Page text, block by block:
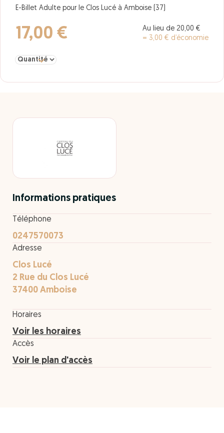
E-Billet Adulte pour le Clos Lucé à Amboise (37)
17,00 €
Au lieu de 20,00 €
= 3,00 € d’économie
Sélectionner la quantité pour adulte
Informations pratiques
Téléphone
0247570073
Adresse
Clos Lucé
2 Rue du Clos Lucé
37400 Amboise
Horaires
Voir les horaires
Accès
Voir le plan d'accès